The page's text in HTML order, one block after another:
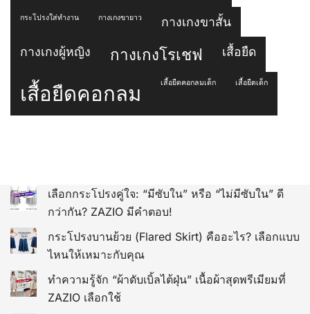
กระโปรงใส่ทำงาน กางเกงขายาว กางเกงขาสั้น
กางเกงผู้หญิง กางเกงโรเชฟ เสื้อยืด
เสื้อยืดคอกลม เสื้อยืดคอกลมเด็ก เสื้อยืดเด็ก
เลือกกระโปรงคู่ใจ: “มีซับใน” หรือ “ไม่มีซับใน” ดี
กว่ากัน? ZAZIO มีคำตอบ!
กระโปรงบานย้วย (Flared Skirt) คืออะไร? เลือกแบบ
ไหนให้เหมาะกับคุณ
ทำความรู้จัก “ผ้าดับเบิ้ลไต้ฝุ่น” เนื้อผ้าสุดพรีเมียมที่
ZAZIO เลือกใช้